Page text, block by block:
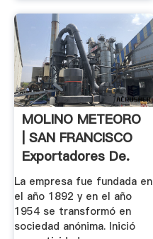
MOLINO METEORO
| SAN FRANCISCO
Exportadores De.
La empresa fue fundada en
el año 1892 y en el año
1954 se transformó en
sociedad anónima. Inició